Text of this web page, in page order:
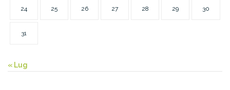
24 25 26 27 28 29 30
31
« Lug